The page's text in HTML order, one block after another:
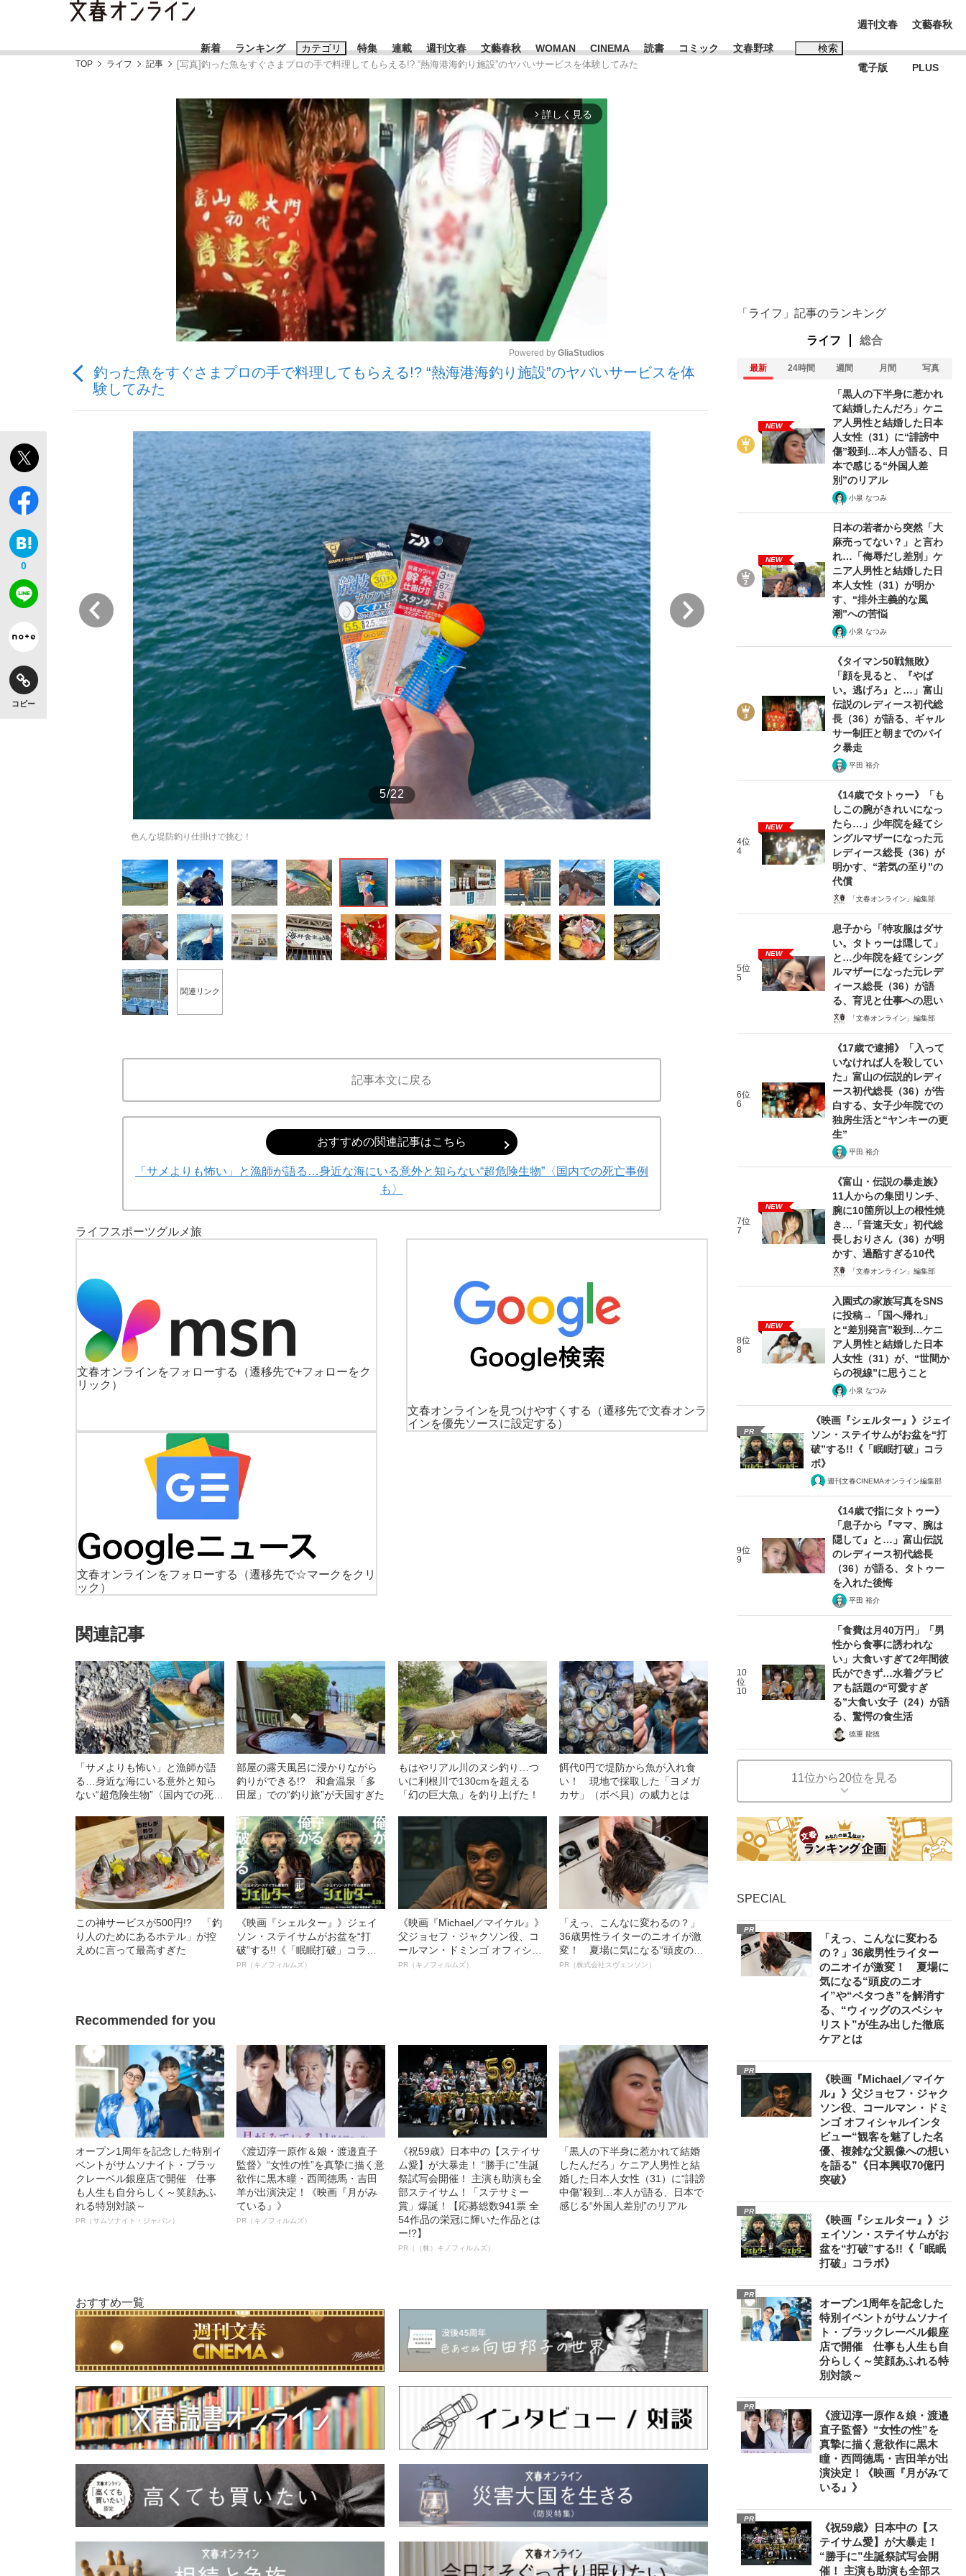
新着 ランキング カテゴリ
「90%は失敗する。でも…」本田圭佑が初めて明かした日本代表監督に... 「最悪の空気のまま解散」WBC日本代表“敗戦”の真実 選手が明かす...
「敗因分析は一切聞かれなかった」侍ジャパン選手が証言した“NPB聞... 「クマが悪者扱いされているのが悲しい」『北の国から』倉本聰氏（91...
「目標達成できなかったからと言って…」サッカー日本代表・森保一監督...
もっと見る
特集
観る将棋、読む将棋
キングの誕生を、目撃せよ。
いまさら聞けない資産運用のすべて
もっと見る
連載 週刊文春 文藝春秋 WOMAN CINEMA 読書 コミック 文春野球 検索
おすすめのキーワードタグ一覧
#藤田晋 #三山凌輝 #高市早苗 #後藤真希 #森岡毅 #城彰二
#玉木雄一郎
#亀和田武
週刊文春
電子版
文藝春秋
PLUS
TOP ライフ 記事 [写真]釣った魚をすぐさまプロの手で料理してもらえる!? “熱海港海釣り施設”のヤバいサービスを体験してみた
arrow_forward_ios 詳しく見る
Powered by GliaStudios
釣った魚をすぐさまプロの手で料理してもらえる!? “熱海港海釣り施設”のヤバいサービスを体
験してみた
0
コピー
5/22
色んな堤防釣り仕掛けで挑む！
6/22
前
関連リンク
記事本文に戻る
おすすめの関連記事はこちら
「サメよりも怖い」と漁師が語る…身近な海にいる意外と知らない“超危険生物”〈国内での死亡事例
も〉
ライフ スポーツグルメ旅
文春オンラインをフォローする
（遷移先で+フォローをク
リック）
文春オンラインを見つけやすくする
（遷移先で文春オンラ
インを優先ソースに設定する）
文春オンラインをフォローする
（遷移先で☆マークをクリ
ック）
関連記事
「サメよりも怖い」と漁師が語
る…身近な海にいる意外と知ら
ない“超危険生物”〈国内での死亡
部屋の露天風呂に浸かりながら
釣りができる!? 和倉温泉「多
田屋」での“釣り旅”が天国すぎた
もはやリアル川のヌシ釣り…つ
いに利根川で130cmを超える
「幻の巨大魚」を釣り上げた！
餌代0円で堤防から魚が入れ食
い！ 現地で採取した「ヨメガ
カサ」（ボベ貝）の威力とは
この神サービスが500円!? 「釣
り人のためにあるホテル」が控
えめに言って最高すぎた
《映画『シェルター』》ジェイ
ソン・ステイサムがお盆を“打
破”する!!《「眠眠打破」コラ
ボ》
PR（キノフィルムズ）
《映画『Michael／マイケル』》
父ジョセフ・ジャクソン役、コ
ールマン・ドミンゴ オフィシャ
ルインタビュー“観客を魅了した
PR（キノフィルムズ）
「えっ、こんなに変わるの？」
36歳男性ライターのニオイが激
変！ 夏場に気になる“頭皮のニ
オイ”や“ベタつき”を解消す
PR（株式会社スヴェンソン）
Recommended for you
オープン1周年を記念した特別イ
ベントがサムソナイト・ブラッ
クレーベル銀座店で開催 仕事
も人生も自分らしく～笑顔あふ
れる特別対談～
PR（サムソナイト・ジャパン）
《渡辺淳一原作＆娘・渡邉直子
監督》“女性の性”を真摯に描く意
欲作に黒木瞳・西岡德馬・吉田
羊が出演決定！《映画『月がみ
ている』》
PR（キノフィルムズ）
《祝59歳》日本中の【ステイサ
ム愛】が大暴走！ “勝手に”生誕
祭試写会開催！ 主演も助演も全
部ステイサム！「ステサミー
賞」爆誕！【応募総数941票 全
54作品の栄冠に輝いた作品とは
ー!?】
PR（（株）キノフィルムズ）
「黒人の下半身に惹かれて結婚
したんだろ」ケニア人男性と結
婚した日本人女性（31）に“誹謗
中傷”殺到…本人が語る、日本で
感じる“外国人差別”のリアル
おすすめ一覧
「ライフ」記事のランキング
ライフ 総合
最新 24時間 週間 月間 写真
NEW
「黒人の下半身に惹かれ
て結婚したんだろ」ケニ
ア人男性と結婚した日本
人女性（31）に“誹謗中
傷”殺到…本人が語る、日
本で感じる“外国人差
別”のリアル
小泉 なつみ
NEW
日本の若者から突然「大
麻売ってない？」と言わ
れ…「侮辱だし差別」ケ
ニア人男性と結婚した日
本人女性（31）が明か
す、“排外主義的な風
潮”への苦悩
小泉 なつみ
《タイマン50戦無敗》
「顔を見ると、『やば
い。逃げろ』と…」富山
伝説のレディース初代総
長（36）が語る、ギャル
サー制圧と朝までのバイ
ク暴走
平田 裕介
4位
4
NEW
《14歳でタトゥー》「も
しこの腕がきれいになっ
たら…」少年院を経てシ
ングルマザーになった元
レディース総長（36）が
明かす、“若気の至り”の
代償
「文春オンライン」編集部
5位
5
NEW
息子から「特攻服はダサ
い。タトゥーは隠して」
と…少年院を経てシング
ルマザーになった元レデ
ィース総長（36）が語
る、育児と仕事への思い
「文春オンライン」編集部
6位
6
《17歳で逮捕》「入って
いなければ人を殺してい
た」富山の伝説的レディ
ース初代総長（36）が告
白する、女子少年院での
独房生活と“ヤンキーの更
生”
平田 裕介
7位
7
NEW
《富山・伝説の暴走族》
11人からの集団リンチ、
腕に10箇所以上の根性焼
き…「音速天女」初代総
長しおりさん（36）が明
かす、過酷すぎる10代
「文春オンライン」編集部
8位
8
NEW
入園式の家族写真をSNS
に投稿→「国へ帰れ」
と“差別発言”殺到…ケニ
ア人男性と結婚した日本
人女性（31）が、“世間か
らの視線”に思うこと
小泉 なつみ
PR
《映画『シェルター』》ジェイ
ソン・ステイサムがお盆を“打
破”する!!《「眠眠打破」コラ
ボ》
週刊文春CINEMAオンライン編集部
9位
9
《14歳で指にタトゥー》
「息子から『ママ、腕は
隠して』と…」富山伝説
のレディース初代総長
（36）が語る、タトゥー
を入れた後悔
平田 裕介
10
位
10
「食費は月40万円」「男
性から食事に誘われな
い」大食いすぎて2年間彼
氏ができず…水着グラビ
アも話題の“可愛すぎ
る”大食い女子（24）が語
る、驚愕の食生活
徳重 龍徳
11位から20位を見る
SPECIAL
PR
「えっ、こんなに変わる
の？」36歳男性ライター
のニオイが激変！ 夏場に
気になる“頭皮のニオ
イ”や“ベタつき”を解消す
る、“ウィッグのスペシャ
リスト”が生み出した徹底
ケアとは
PR
《映画『Michael／マイケ
ル』》父ジョセフ・ジャク
ソン役、コールマン・ドミ
ンゴ オフィシャルインタ
ビュー“観客を魅了した名
優、複雑な父親像への想い
を語る”《日本興収70億円
突破》
PR
《映画『シェルター』》ジ
ェイソン・ステイサムがお
盆を“打破”する!!《「眠眠
打破」コラボ》
PR
オープン1周年を記念した
特別イベントがサムソナイ
ト・ブラックレーベル銀座
店で開催 仕事も人生も自
分らしく～笑顔あふれる特
別対談～
PR
《渡辺淳一原作＆娘・渡邉
直子監督》“女性の性”を
真摯に描く意欲作に黒木
瞳・西岡德馬・吉田羊が出
演決定！《映画『月がみて
いる』》
PR
《祝59歳》日本中の【ス
テイサム愛】が大暴走！
“勝手に”生誕祭試写会開
催！ 主演も助演も全部ス